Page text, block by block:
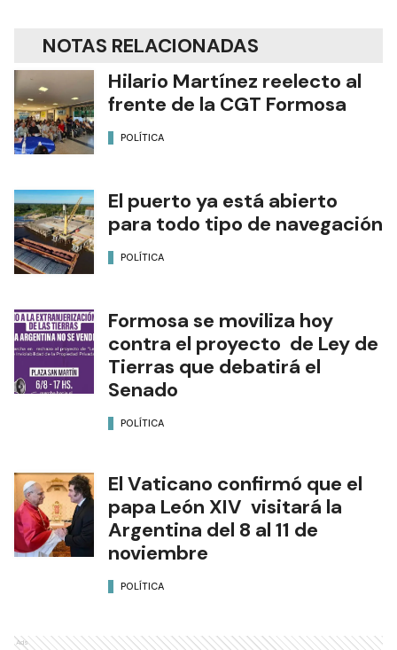
NOTAS RELACIONADAS
Hilario Martínez reelecto al
frente de la CGT Formosa
POLÍTICA
El puerto ya está abierto
para todo tipo de navegación
POLÍTICA
Formosa se moviliza hoy
contra el proyecto de Ley de
Tierras que debatirá el
Senado
POLÍTICA
El Vaticano confirmó que el
papa León XIV visitará la
Argentina del 8 al 11 de
noviembre
POLÍTICA
Ads